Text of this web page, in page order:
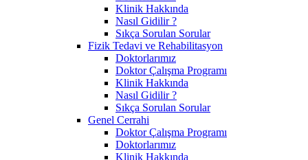
Klinik Hakkında
Nasıl Gidilir ?
Sıkça Sorulan Sorular
Fizik Tedavi ve Rehabilitasyon
Doktorlarımız
Doktor Çalışma Programı
Klinik Hakkında
Nasıl Gidilir ?
Sıkça Sorulan Sorular
Genel Cerrahi
Doktor Çalışma Programı
Doktorlarımız
Klinik Hakkında